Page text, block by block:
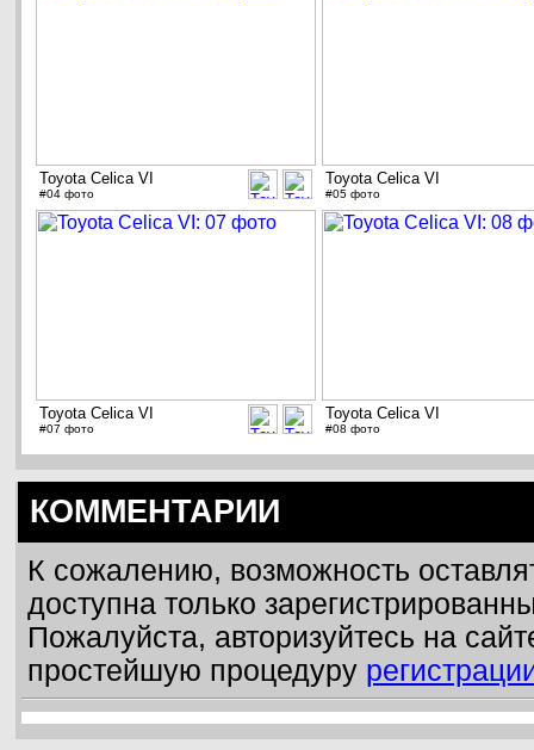
Toyota Celica VI
#04 фото
Toyota Celica VI
#05 фото
Toyota Celica VI
#07 фото
Toyota Celica VI
#08 фото
КОММЕНТАРИИ
К сожалению, возможность
доступна только
Пожалуйста, авторизуйтесь на
простейшую процедуру